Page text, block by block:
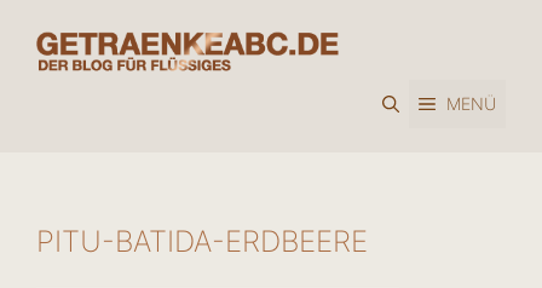
Inhalt
springen
MENÜ
PITU-BATIDA-ERDBEERE